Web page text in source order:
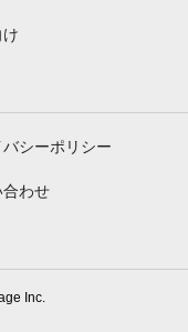
バシーポリシー
合わせ
Inc.